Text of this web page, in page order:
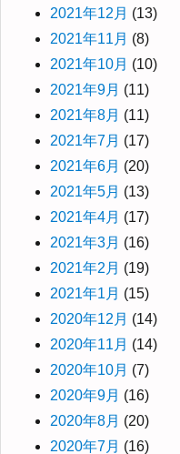
2021年12月 (13)
2021年11月 (8)
2021年10月 (10)
2021年9月 (11)
2021年8月 (11)
2021年7月 (17)
2021年6月 (20)
2021年5月 (13)
2021年4月 (17)
2021年3月 (16)
2021年2月 (19)
2021年1月 (15)
2020年12月 (14)
2020年11月 (14)
2020年10月 (7)
2020年9月 (16)
2020年8月 (20)
2020年7月 (16)